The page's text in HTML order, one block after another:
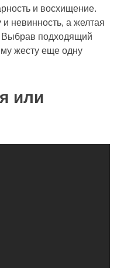
и восхищение.
и невинность, а желтая
Выбрав подходящий
жесту еще одну
или